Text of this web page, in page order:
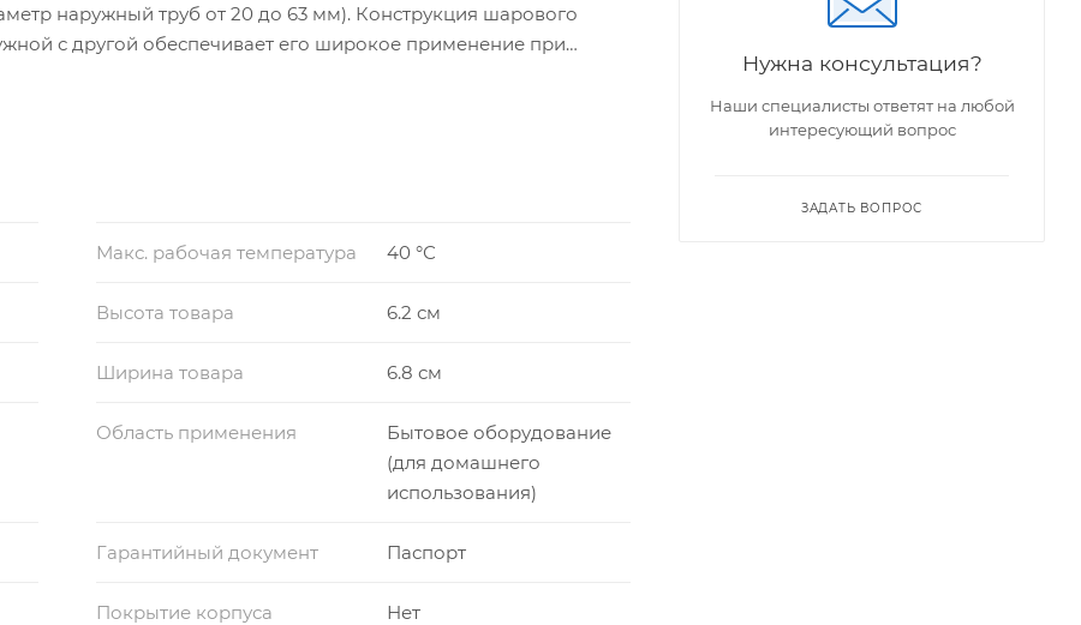
наружный труб от 20 до 63 мм). Конструкция шарового
с другой обеспечивает его широкое применение при
Макс. рабочая температура 40 °С
Высота товара 6.2 см
Ширина товара 6.8 см
Область применения
Бытовое оборудование
(для домашнего
использования)
Гарантийный документ Паспорт
Покрытие корпуса Нет
Нужна консультация?
Наши специалисты ответят на любой
интересующий вопрос
ЗАДАТЬ ВОПРОС